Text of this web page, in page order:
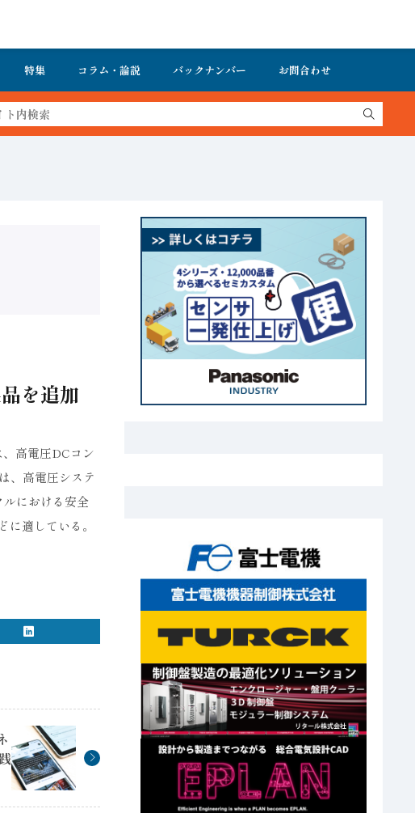
特集 コラム・論説 バックナンバー お問合わせ
を追加
高電圧DCコン
、高電圧システ
における安全
適している。